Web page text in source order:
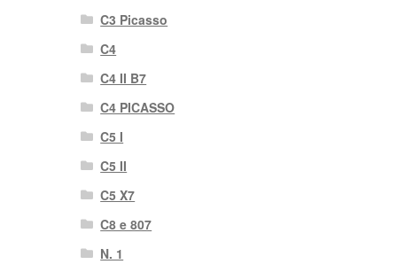
C3 Picasso
C4
C4 II B7
C4 PICASSO
C5 I
C5 II
C5 X7
C8 e 807
N. 1